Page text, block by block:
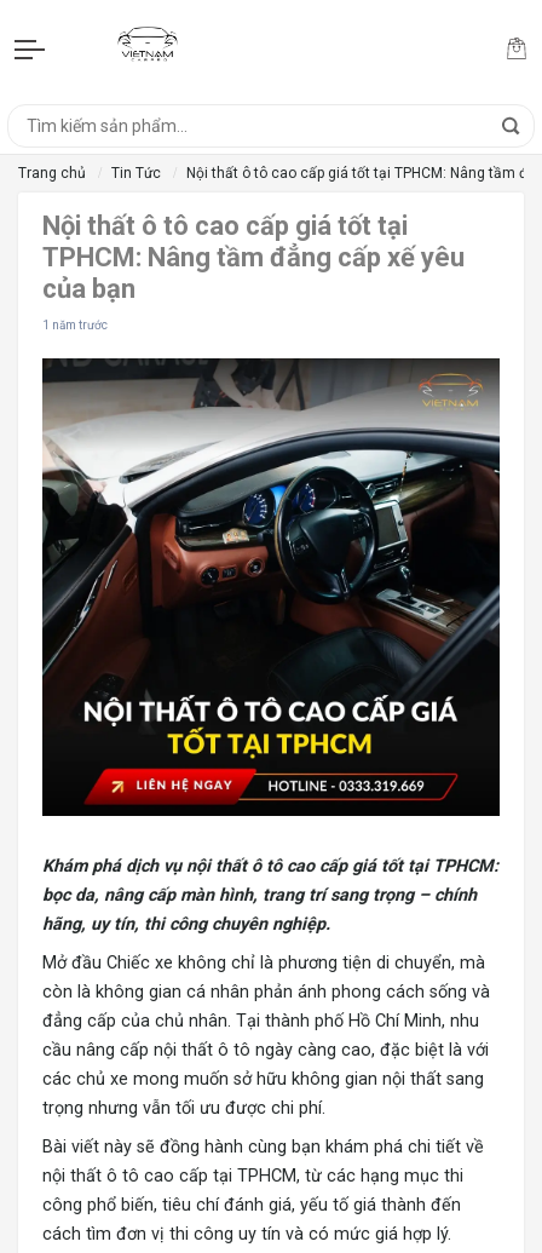
Trang chủ Tin Tức Nội thất ô tô cao cấp giá tốt tại TPHCM: Nâng tầm
Nội thất ô tô cao cấp giá tốt tại
TPHCM: Nâng tầm đẳng cấp xế yêu
của bạn
1 năm trước
Khám phá dịch vụnội thất ô tôcao cấp giá tốt tại TPHCM:
bọc da, nâng cấp màn hình, trang trí sang trọng – chính
hãng, uy tín, thi công chuyên nghiệp.
Mở đầu Chiếc xe không chỉ là phương tiện di chuyển, mà
còn là không gian cá nhân phản ánh phong cách sống và
đẳng cấp của chủ nhân. Tại thành phố Hồ Chí Minh, nhu
cầu nâng cấp nội thất ô tô ngày càng cao, đặc biệt là với
các chủ xe mong muốn sở hữu không gian nội thất sang
trọng nhưng vẫn tối ưu được chi phí.
Bài viết này sẽ đồng hành cùng bạn khám phá chi tiết về
nội thất ô tô cao cấp tại TPHCM, từ các hạng mục thi
công phổ biến, tiêu chí đánh giá, yếu tố giá thành đến
cách tìm đơn vị thi công uy tín và có mức giá hợp lý.